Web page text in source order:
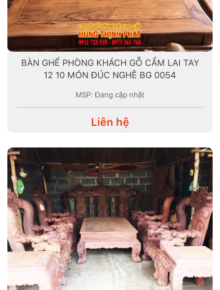
BÀN GHẾ PHÒNG KHÁCH GỖ CẨM LAI TAY
12 10 MÓN ĐÚC NGHÊ BG 0054
MSP: Đang cập nhật
Liên hệ